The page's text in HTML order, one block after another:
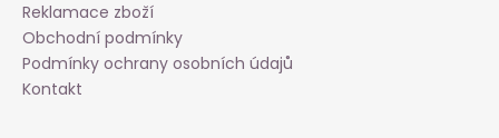
Reklamace zboží
Obchodní podmínky
Podmínky ochrany osobních údajů
Kontakt